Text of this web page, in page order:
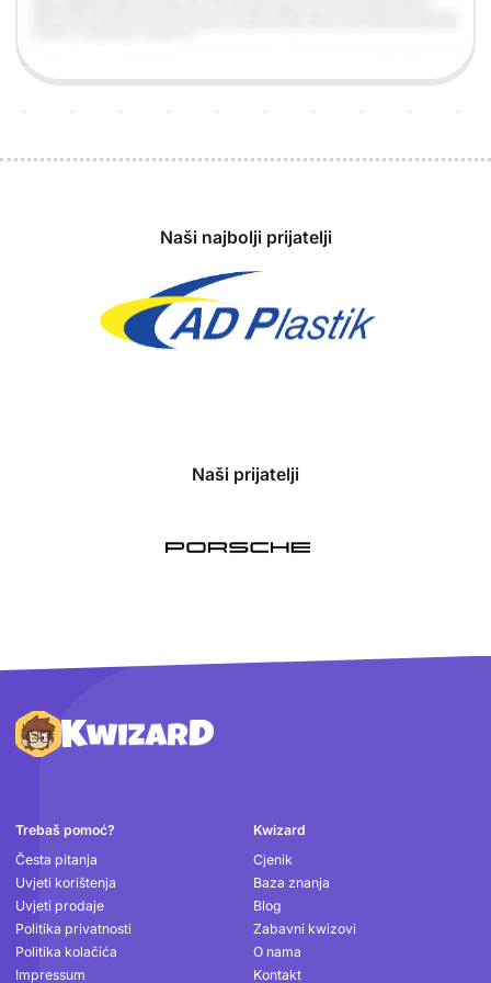
Naši najbolji prijatelji
Naši prijatelji
Podnožje
Trebaš pomoć?
Česta pitanja
Uvjeti korištenja
Uvjeti prodaje
Politika privatnosti
Politika kolačića
Impressum
Kwizard
Cjenik
Baza znanja
Blog
Zabavni kwizovi
O nama
Kontakt